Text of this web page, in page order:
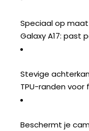
Speciaal op
Galaxy A17: past
Stevige
TPU-randen voor
Beschermt je